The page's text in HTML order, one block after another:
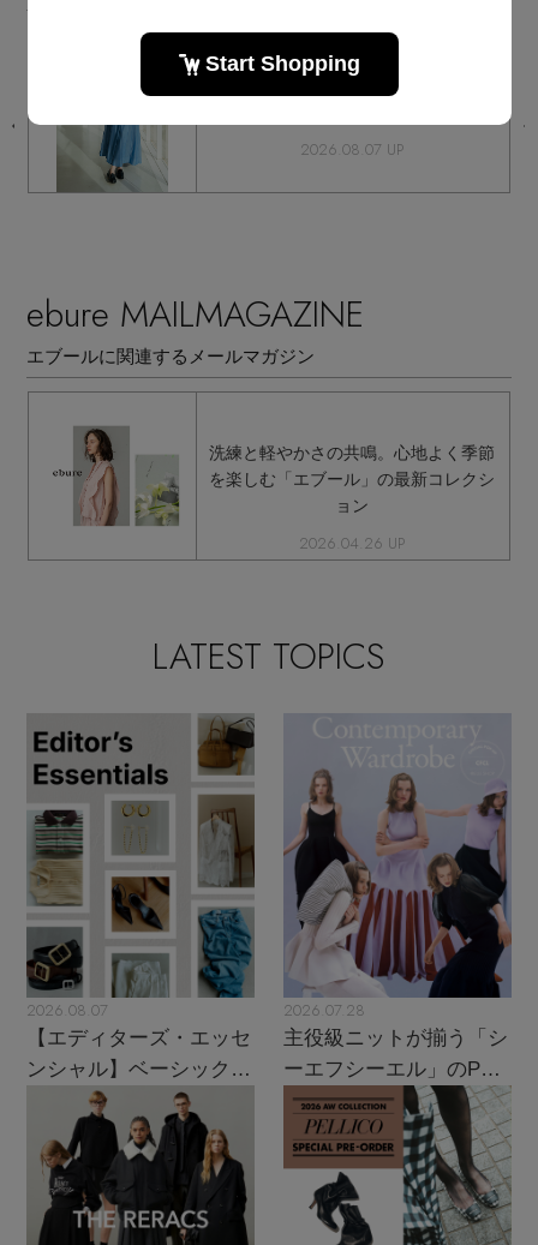
新作入荷！ シルクの艶と軽やかさを纏
2026.08.07 UP
ebure MAILMAGAZINE
エブールに関連するメールマガジン
洗練と軽やかさの共鳴。心地よく季節
を楽しむ「エブール」の最新コレクシ
ョン
2026.04.26 UP
LATEST TOPICS
2026.08.07
【エディターズ・エッセ
ンシャル】ベーシックと
トレンドが交差する16の
2026.07.28
主役級ニットが揃う「シ
ーエフシーエル」のPOP
UPがスタート